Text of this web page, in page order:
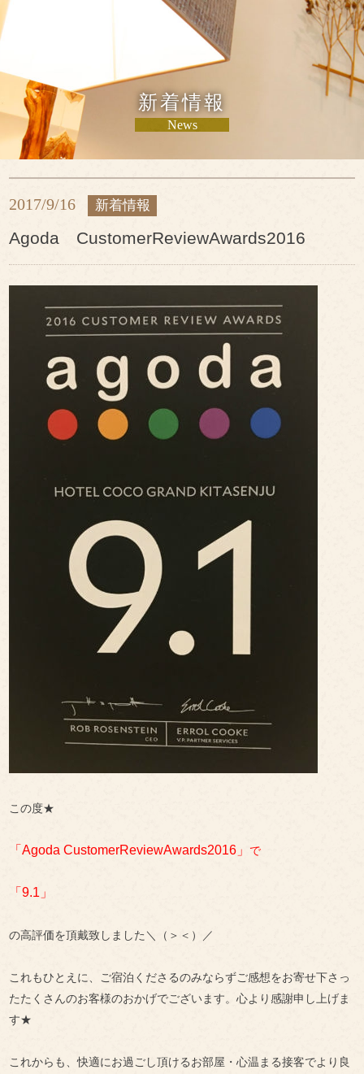
新着情報
News
2017/9/16 新着情報
Agoda CustomerReviewAwards2016
この度★
「Agoda CustomerReviewAwards2016」 で
「9.1」
の高評価を頂戴致しました＼（＞＜）／
これもひとえに、ご宿泊くださるのみならずご感想をお寄せ下さっ
たたくさんのお客様のおかげでございます。心より感謝申し上げま
す★
これからも、快適にお過ごし頂けるお部屋・心温まる接客でより良